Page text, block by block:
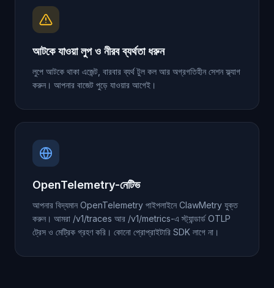
আটকে যাওয়া লুপ ও নীরব ব্যর্থতা ধরুন
লুপে আটকে থাকা এজেন্ট, বারবার ব্যর্থ টুল কল আর অগ্রগতিহীন সেশন ফ্ল্যাগ
করুন। আপনার বাজেট পুড়ে যাওয়ার আগেই।
OpenTelemetry-নেটিভ
আপনার বিদ্যমান OpenTelemetry পাইপলাইনে ClawMetry যুক্ত
করুন। আমরা /v1/traces আর /v1/metrics-এ স্ট্যান্ডার্ড OTLP
ট্রেস ও মেট্রিক গ্রহণ করি। কোনো প্রোপ্রাইটারি SDK লাগে না।